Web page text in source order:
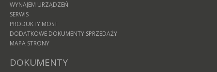
WYNAJEM URZĄDZEŃ
SERWIS
PRODUKTY MOST
DODATKOWE DOKUMENTY SPRZEDAŻY
MAPA STRONY
DOKUMENTY